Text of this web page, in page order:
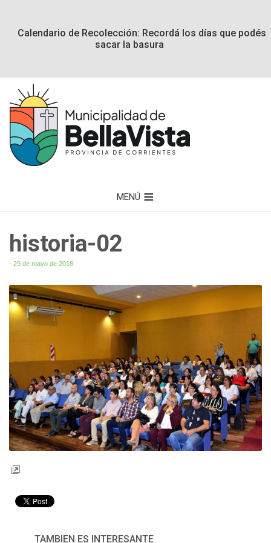
Calendario de Recolección: Recordá los días que podés
sacar la basura
MENÚ
historia-02
- 29 de mayo de 2018
TAMBIÉN ES INTERESANTE